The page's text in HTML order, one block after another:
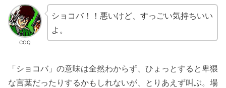
COQ
ショコバ！！悪いけど、すっごい気持ちいい
よ。
「ショコバ」の意味は全然わからず、ひょっとすると卑猥
な言葉だったりするかもしれないが、とりあえず叫ぶ。場